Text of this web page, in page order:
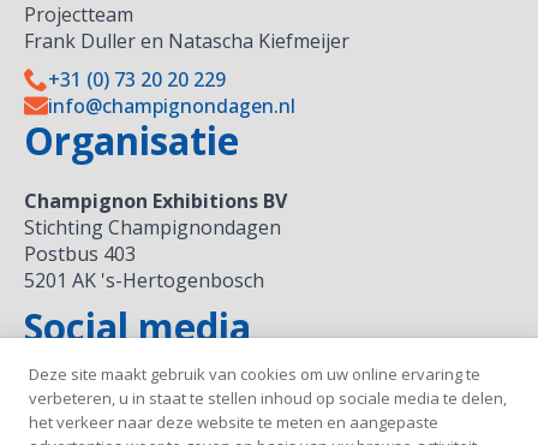
Projectteam
Frank Duller en Natascha Kiefmeijer
+31 (0) 73 20 20 229
info@champignondagen.nl
Organisatie
Champignon Exhibitions BV
Stichting Champignondagen
Postbus 403
5201 AK 's-Hertogenbosch
Social media
Deze site maakt gebruik van cookies om uw online ervaring te
verbeteren, u in staat te stellen inhoud op sociale media te delen,
het verkeer naar deze website te meten en aangepaste